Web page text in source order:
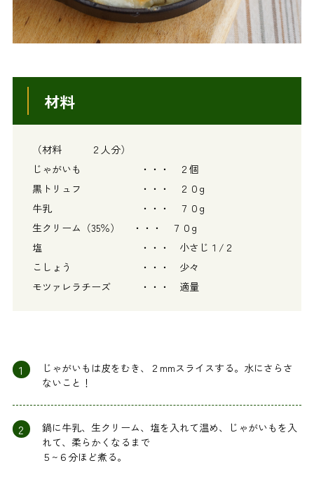
材料
（材料 ２人分）
じゃがいも ・・・ ２個
黒トリュフ ・・・ ２０g
牛乳 ・・・ ７０g
生クリーム（35％） ・・・ ７０g
塩 ・・・ 小さじ１/２
こしょう ・・・ 少々
モツァレラチーズ ・・・ 適量
1
じゃがいもは皮をむき、２mmスライスする。水にさらさ
ないこと！
2
鍋に牛乳、生クリーム、塩を入れて温め、じゃがいもを入
れて、柔らかくなるまで
５~６分ほど煮る。